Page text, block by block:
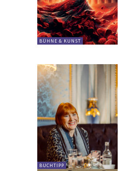
BÜHNE & KUNST
BUCHTIPP